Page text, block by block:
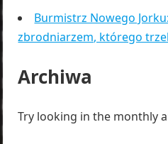
Burmistrz Nowego
zbrodniarzem, którego
Archiwa
Try looking in the monthly